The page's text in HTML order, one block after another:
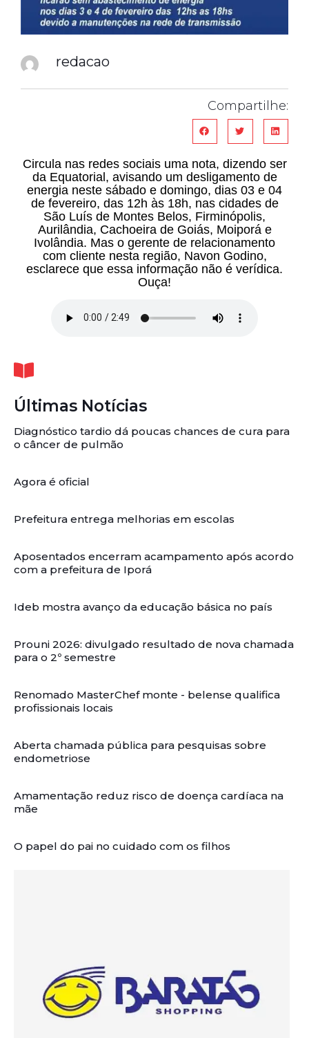
redacao
Compartilhe:
Circula nas redes sociais uma nota, dizendo ser
da Equatorial, avisando um desligamento de
energia neste sábado e domingo, dias 03 e 04
de fevereiro, das 12h às 18h, nas cidades de
São Luís de Montes Belos, Firminópolis,
Aurilândia, Cachoeira de Goiás, Moiporá e
Ivolândia. Mas o gerente de relacionamento
com cliente nesta região, Navon Godino,
esclarece que essa informação não é verídica.
Ouça!
Últimas Notícias
Diagnóstico tardio dá poucas chances de cura para
o câncer de pulmão
Agora é oficial
Prefeitura entrega melhorias em escolas
Aposentados encerram acampamento após acordo
com a prefeitura de Iporá
Ideb mostra avanço da educação básica no país
Prouni 2026: divulgado resultado de nova chamada
para o 2º semestre
Renomado MasterChef monte - belense qualifica
profissionais locais
Aberta chamada pública para pesquisas sobre
endometriose
Amamentação reduz risco de doença cardíaca na
mãe
O papel do pai no cuidado com os filhos